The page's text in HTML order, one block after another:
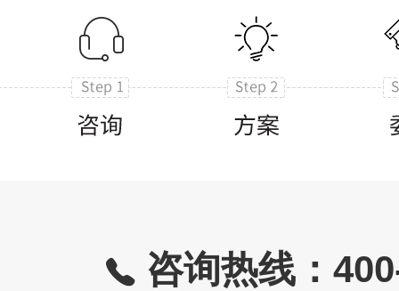
咨询热线：